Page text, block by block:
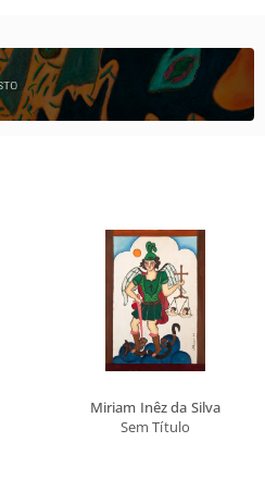
Miriam Inêz da Silva
Sem Título